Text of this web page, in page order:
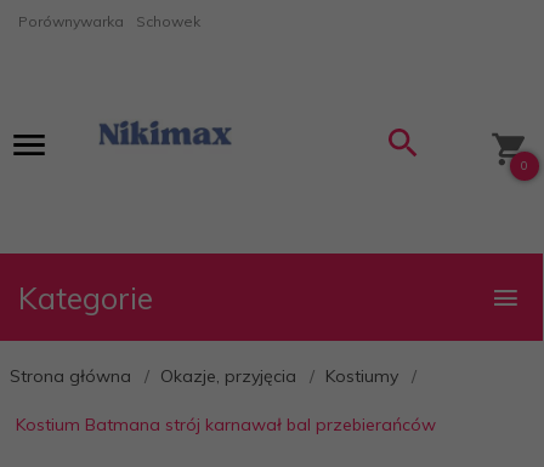
Porównywarka Schowek
0
Kategorie
Strona główna Okazje, przyjęcia Kostiumy
Kostium Batmana strój karnawał bal przebierańców